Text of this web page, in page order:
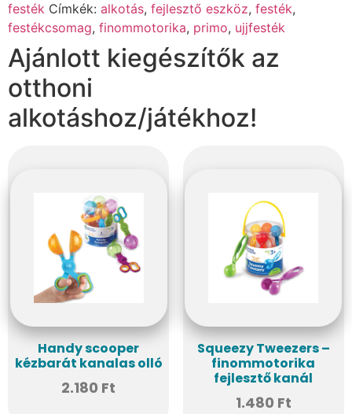
festék Címkék: alkotás, fejlesztő eszköz, festék,
festékcsomag, finommotorika, primo, ujjfesték
Ajánlott kiegészítők az
otthoni
alkotáshoz/játékhoz!
Handy scooper
kézbarát kanalas olló
2.180 Ft
Squeezy Tweezers –
finommotorika
fejlesztő kanál
1.480 Ft